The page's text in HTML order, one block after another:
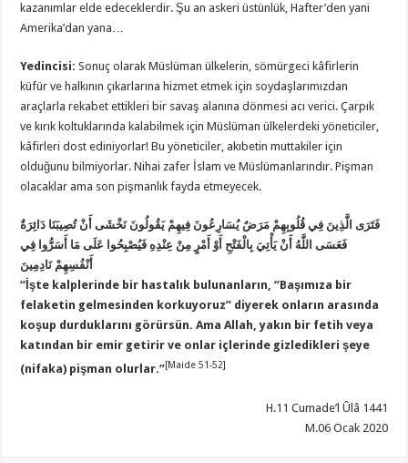
kazanımlar elde edeceklerdir. Şu an askeri üstünlük, Hafter’den yani
Amerika’dan yana…
Yedincisi: Sonuç olarak Müslüman ülkelerin, sömürgeci kâfirlerin
küfür ve halkının çıkarlarına hizmet etmek için soydaşlarımızdan
araçlarla rekabet ettikleri bir savaş alanına dönmesi acı verici. Çarpık
ve kırık koltuklarında kalabilmek için Müslüman ülkelerdeki yöneticiler,
kâfirleri dost ediniyorlar! Bu yöneticiler, akıbetin muttakiler için
olduğunu bilmiyorlar. Nihai zafer İslam ve Müslümanlarındır. Pişman
olacaklar ama son pişmanlık fayda etmeyecek.
فَتَرَى الَّذِينَ فِي قُلُوبِهِمْ مَرَضٌ يُسَارِعُونَ فِيهِمْ يَقُولُونَ نَخْشَى أَنْ تُصِيبَنَا دَائِرَةٌ
فَعَسَى اللَّهُ أَنْ يَأْتِيَ بِالْفَتْحِ أَوْ أَمْرٍ مِنْ عِنْدِهِ فَيُصْبِحُوا عَلَى مَا أَسَرُّوا فِي
أَنْفُسِهِمْ نَادِمِينَ
“İşte kalplerinde bir hastalık bulunanların, “Başımıza bir
felaketin gelmesinden korkuyoruz” diyerek onların arasında
koşup durduklarını görürsün. Ama Allah, yakın bir fetih veya
katından bir emir getirir ve onlar içlerinde gizledikleri şeye
(nifaka) pişman olurlar.”[Maide 51-52]
H.11 Cumade’l Ûlâ 1441
M.06 Ocak 2020